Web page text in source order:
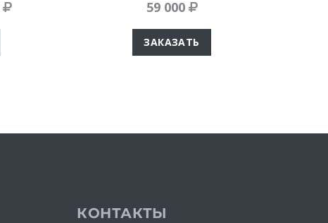
59 000
ЗАКАЗАТЬ
КОНТАКТЫ